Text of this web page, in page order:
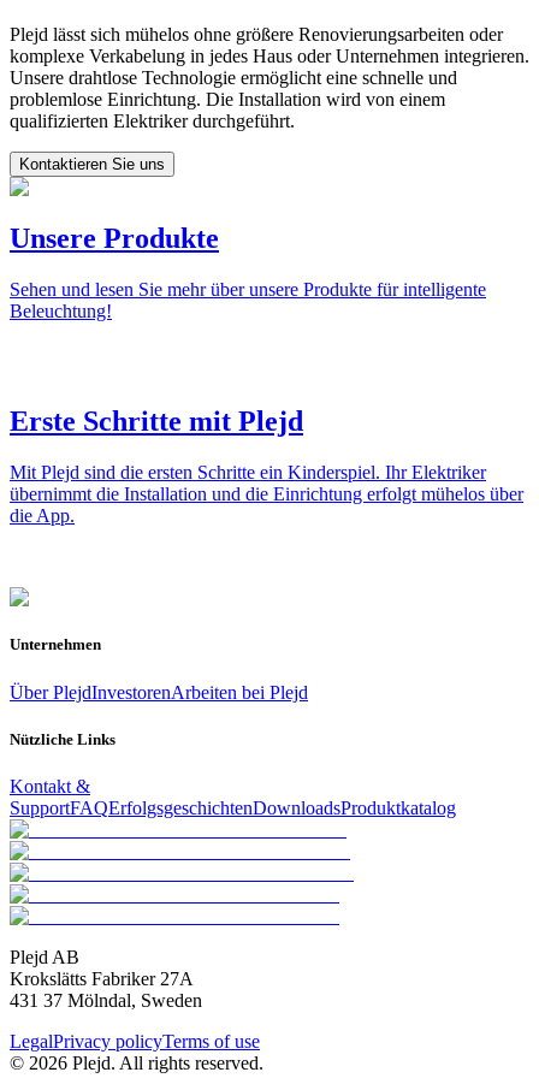
Plejd lässt sich mühelos ohne größere Renovierungsarbeiten oder
komplexe Verkabelung in jedes Haus oder Unternehmen integrieren.
Unsere drahtlose Technologie ermöglicht eine schnelle und
problemlose Einrichtung. Die Installation wird von einem
qualifizierten Elektriker durchgeführt.
Kontaktieren Sie uns
Unsere Produkte
Sehen und lesen Sie mehr über unsere Produkte für intelligente
Beleuchtung!
Erste Schritte mit Plejd
Mit Plejd sind die ersten Schritte ein Kinderspiel. Ihr Elektriker
übernimmt die Installation und die Einrichtung erfolgt mühelos über
die App.
Unternehmen
Über PlejdInvestorenArbeiten bei Plejd
Nützliche Links
Kontakt &
SupportFAQErfolgsgeschichtenDownloadsProduktkatalog
Plejd AB
Krokslätts Fabriker 27A
431 37 Mölndal, Sweden
LegalPrivacy policyTerms of use
© 2026 Plejd. All rights reserved.